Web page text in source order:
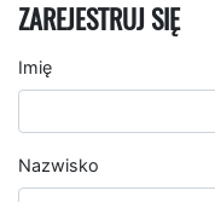
ZAREJESTRUJ SIĘ
Imię
Nazwisko